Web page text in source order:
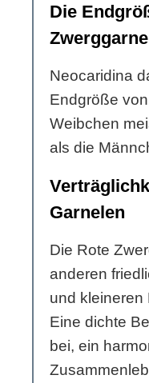
Die
Neocaridina
Endgröße
Weibchen
als die
Garnelen
Die Rote
anderen
und kleineren
Eine dichte
bei, ein